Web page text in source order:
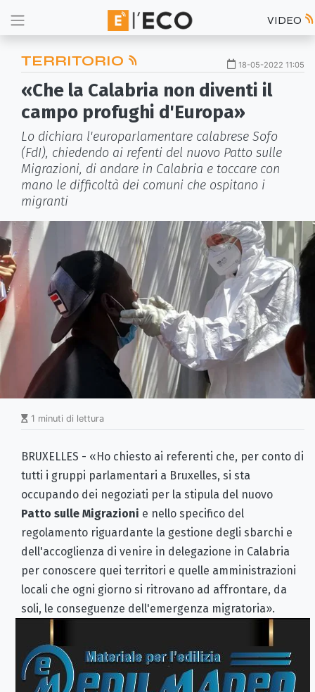
VIDEO
TERRITORIO 18-05-2022 11:05
«Che la Calabria non diventi il
campo profughi d'Europa»
Lo dichiara l'europarlamentare calabrese Sofo
(FdI), chiedendo ai refenti del nuovo Patto sulle
Migrazioni, di andare in Calabria e toccare con
mano le difficoltà dei comuni che ospitano i
migranti
1 minuti di lettura
BRUXELLES - «Ho chiesto ai referenti che, per conto di
tutti i gruppi parlamentari a Bruxelles, si sta
occupando dei negoziati per la stipula del nuovo
Patto sulle Migrazioni e nello specifico del
regolamento riguardante la gestione degli sbarchi e
dell'accoglienza di venire in delegazione in Calabria
per conoscere quei territori e quelle amministrazioni
locali che ogni giorno si ritrovano ad affrontare, da
soli, le conseguenze dell'emergenza migratoria».